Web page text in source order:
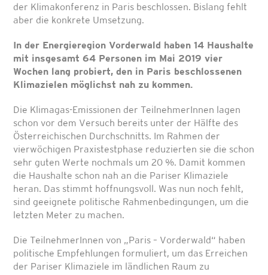
der Klimakonferenz in Paris beschlossen. Bislang fehlt
aber die konkrete Umsetzung.
In der Energieregion Vorderwald haben 14 Haushalte
mit insgesamt 64 Personen im Mai 2019 vier
Wochen lang probiert, den in Paris beschlossenen
Klimazielen möglichst nah zu kommen.
Die Klimagas-Emissionen der TeilnehmerInnen lagen
schon vor dem Versuch bereits unter der Hälfte des
Österreichischen Durchschnitts. Im Rahmen der
vierwöchigen Praxistestphase reduzierten sie die schon
sehr guten Werte nochmals um 20 %. Damit kommen
die Haushalte schon nah an die Pariser Klimaziele
heran. Das stimmt hoffnungsvoll. Was nun noch fehlt,
sind geeignete politische Rahmenbedingungen, um die
letzten Meter zu machen.
Die TeilnehmerInnen von „Paris – Vorderwald“ haben
politische Empfehlungen formuliert, um das Erreichen
der Pariser Klimaziele im ländlichen Raum zu